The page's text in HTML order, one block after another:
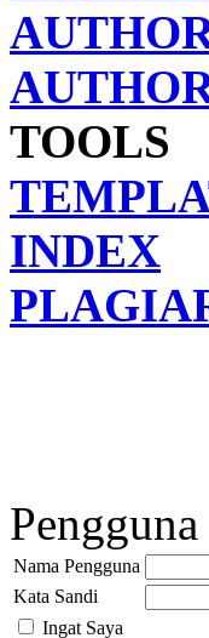
TOOLS
INDEX
Pengguna
Nama Pengguna
Kata Sandi
Ingat Saya